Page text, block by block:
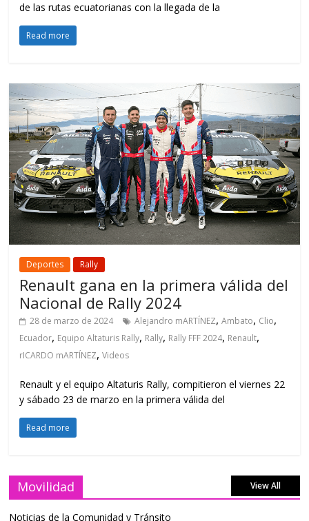
de las rutas ecuatorianas con la llegada de la
Read more
Deportes Rally
Renault gana en la primera válida del
Nacional de Rally 2024
28 de marzo de 2024 Alejandro mARTÍNEZ,Ambato, Clio,
Ecuador, Equipo Altaturis Rally, Rally, Rally FFF 2024, Renault,
rICARDO mARTÍNEZ,Videos
Renault y el equipo Altaturis Rally, compitieron el viernes 22
y sábado 23 de marzo en la primera válida del
Read more
Movilidad View All
Noticias de la Comunidad y Tránsito